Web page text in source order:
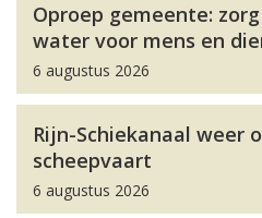
Oproep gemeente:
water voor mens en
6 augustus 2026
Rijn-Schiekanaal weer
scheepvaart
6 augustus 2026